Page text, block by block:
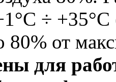
÷
80% от
для